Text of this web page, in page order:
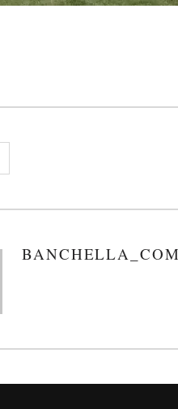
AUTHOR
BANCHELLA_COM